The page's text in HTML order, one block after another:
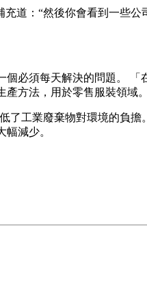
道：“然後你會看到一些
必須每天解決的問題。
產方法，用於零售服裝領域
工業廢棄物對環境的負
減少。